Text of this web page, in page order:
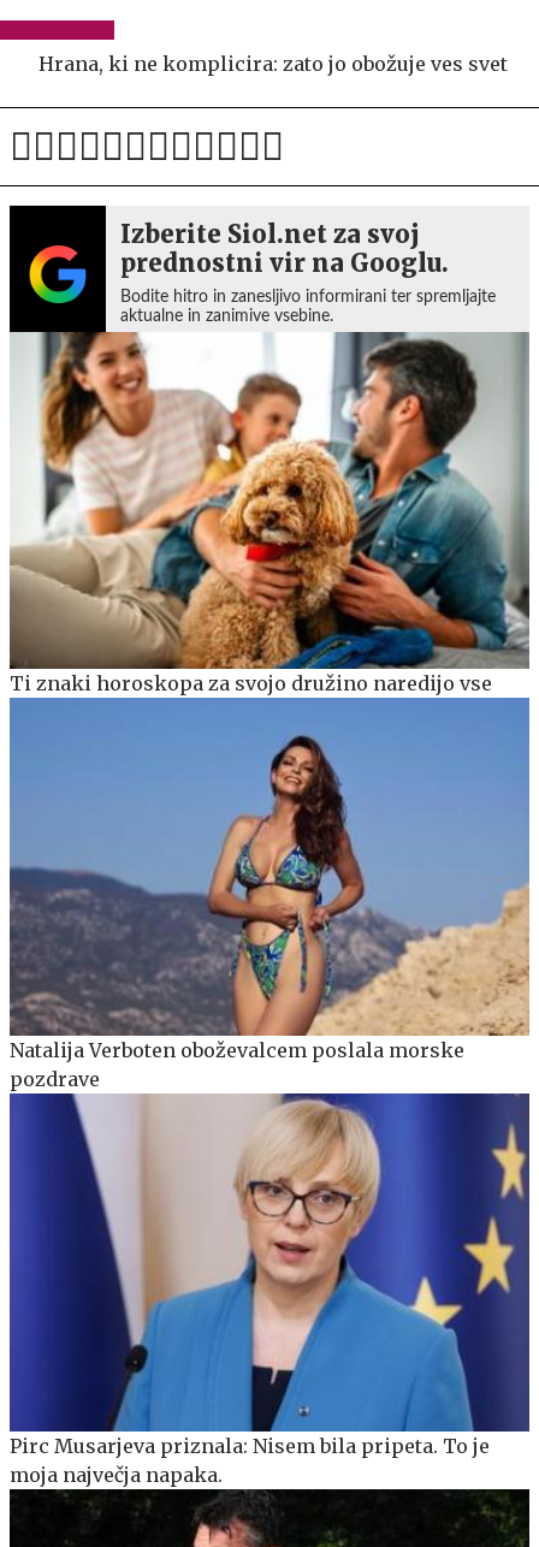
Hrana, ki ne komplicira: zato jo obožuje ves svet
Izberite Siol.net za svoj
prednostni vir na Googlu.
Bodite hitro in zanesljivo informirani ter spremljajte
aktualne in zanimive vsebine.
Ti znaki horoskopa za svojo družino naredijo vse
Natalija Verboten oboževalcem poslala morske
pozdrave
Pirc Musarjeva priznala: Nisem bila pripeta. To je
moja največja napaka.